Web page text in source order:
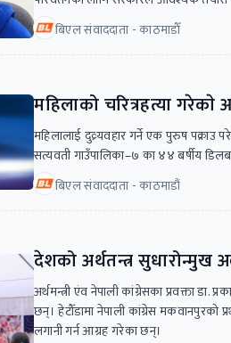
बिएल संवाददाता - काठमाडाैँ
महिलाको चरित्रहत्या
महिलालाई दुव्र्यवहार गर्ने एक पुरुष पक्राउ
सत्यवती गाउँपालिका–७ का ४४ बर्षीय
बिएल संवाददाता - काठमाडौं
देशको अर्थतन्त्र सुधारोन्मुख
अर्थमन्त्री एंव नेपाली कांग्रेसका प्रवक्ता
छन्। हेटौँडामा नेपाली कांग्रेस मकवानपुरको
लगानी गर्न आग्रह गरेका छन्।